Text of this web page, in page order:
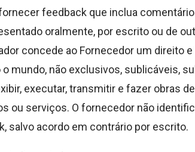
feedback que inclua
oralmente, por escrito ou de
concede ao Fornecedor um direito
mundo, não exclusivos, sublicáveis,
executar, transmitir e fazer obras
ou serviços. O fornecedor não
salvo acordo em contrário por escrito.